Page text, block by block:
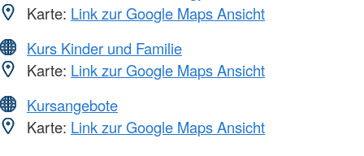
Karte: Link zur Google Maps Ansicht
Kurs Kinder und Familie
Karte: Link zur Google Maps Ansicht
Kursangebote
Karte: Link zur Google Maps Ansicht